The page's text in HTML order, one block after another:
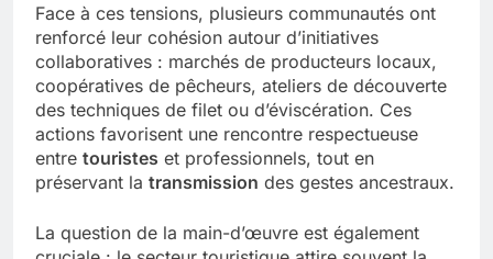
Face à ces tensions, plusieurs communautés ont
renforcé leur cohésion autour d’initiatives
collaboratives : marchés de producteurs locaux,
coopératives de pêcheurs, ateliers de découverte
des techniques de filet ou d’éviscération. Ces
actions favorisent une rencontre respectueuse
entre touristes et professionnels, tout en
préservant la transmission des gestes ancestraux.
La question de la main-d’œuvre est également